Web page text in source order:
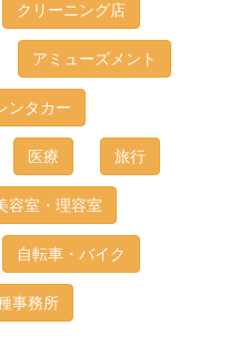
クリーニング店
アミューズメント
ンタカー
医療 旅行
容室・理容室
自転車・バイク
事務所